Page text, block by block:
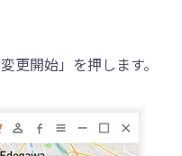
開始」を押します。